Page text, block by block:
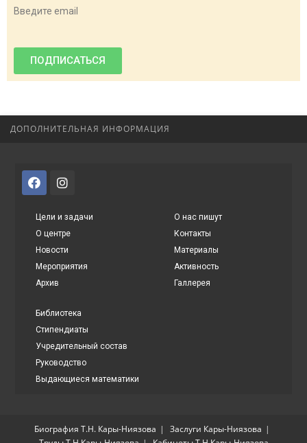
Введите email
ПОДПИСАТЬСЯ
ДОПОЛНИТЕЛЬНАЯ ИНФОРМАЦИЯ
Цели и задачи
О центре
Новости
Мероприятия
Архив
О нас пишут
Контакты
Материалы
Активность
Галлерея
Библиотека
Стипендиаты
Учредительный состав
Руководство
Выдающиеся математики
Биография Т.Н. Кары-Ниязова
Заслуги Кары-Ниязова